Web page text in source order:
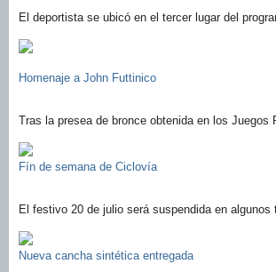
El deportista se ubicó en el tercer lugar del
Homenaje a John Futtinico
Tras la presea de bronce obtenida en los Juegos
Fín de semana de Ciclovía
El festivo 20 de julio será suspendida en algunos
Nueva cancha sintética entregada